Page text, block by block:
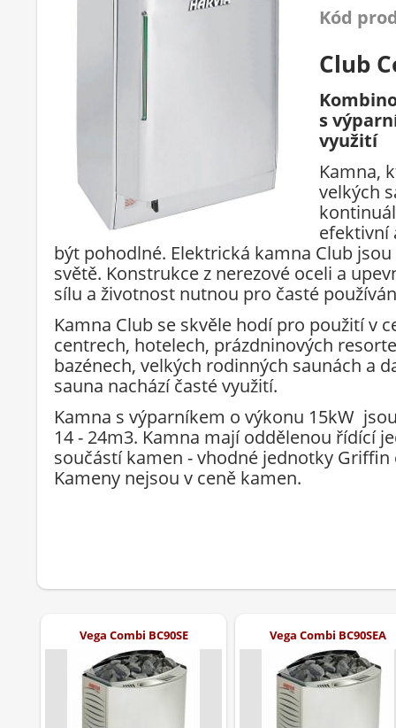
Kód
Club
s
využití
Kamna,
velkých
efektivní
být pohodlné. Elektrická kamna Club
světě. Konstrukce z nerezové oceli a
sílu a životnost nutnou pro časté
Kamna Club se skvěle hodí pro použití v
centrech, hotelech, prázdninových
bazénech, velkých rodinných saunách a
sauna nachází časté využití.
Kamna s výparníkem o výkonu 15kW
14 - 24m3. Kamna mají oddělenou řídící
součástí kamen - vhodné jednotky Griffin
Kameny nejsou v ceně kamen.
Vega Combi BC90SE Vega Combi BC90SEA